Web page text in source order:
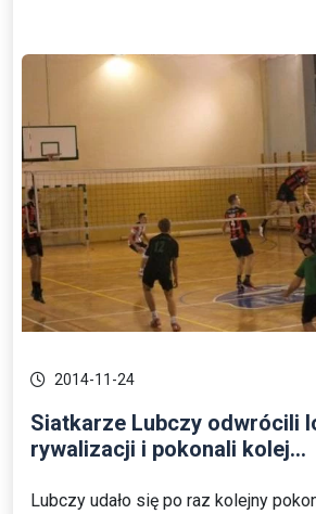
2014-11-24
Siatkarze Lubczy odwrócili
rywalizacji i pokonali kolej...
Lubczy udało się po raz kolejny